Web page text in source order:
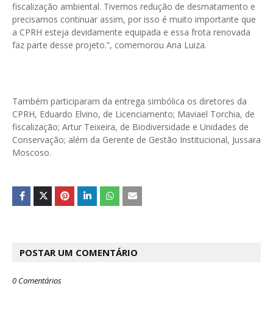
fiscalização ambiental. Tivemos redução de desmatamento e
precisamos continuar assim, por isso é muito importante que
a CPRH esteja devidamente equipada e essa frota renovada
faz parte desse projeto.”, comemorou Ana Luiza.
Também participaram da entrega simbólica os diretores da
CPRH, Eduardo Elvino, de Licenciamento; Maviael Torchia, de
fiscalização; Artur Teixeira, de Biodiversidade e Unidades de
Conservação; além da Gerente de Gestão Institucional, Jussara
Moscoso.
POSTAR UM COMENTÁRIO
0 Comentários